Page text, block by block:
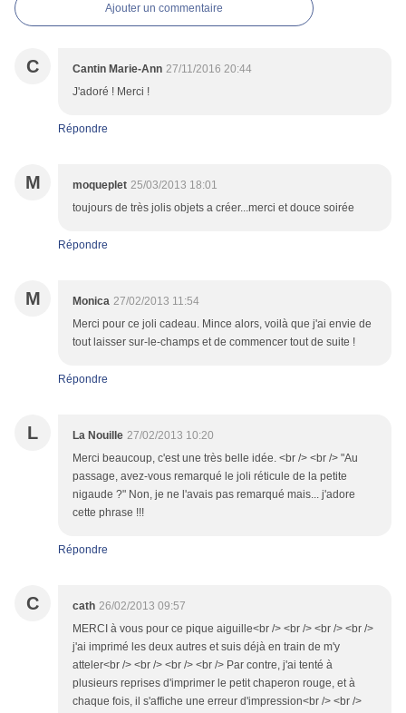
Ajouter un commentaire
C Cantin Marie-Ann 27/11/2016 20:44
J'adoré ! Merci !
Répondre
M moqueplet 25/03/2013 18:01
toujours de très jolis objets a créer...merci et douce soirée
Répondre
M Monica 27/02/2013 11:54
Merci pour ce joli cadeau. Mince alors, voilà que j'ai envie de
tout laisser sur-le-champs et de commencer tout de suite !
Répondre
L La Nouille 27/02/2013 10:20
Merci beaucoup, c'est une très belle idée. <br /> <br /> "Au
passage, avez-vous remarqué le joli réticule de la petite
nigaude ?" Non, je ne l'avais pas remarqué mais... j'adore
cette phrase !!!
Répondre
C cath 26/02/2013 09:57
MERCI à vous pour ce pique aiguille<br /> <br /> <br /> <br />
j'ai imprimé les deux autres et suis déjà en train de m'y
atteler<br /> <br /> <br /> <br /> Par contre, j'ai tenté à
plusieurs reprises d'imprimer le petit chaperon rouge, et à
chaque fois, il s'affiche une erreur d'impression<br /> <br />